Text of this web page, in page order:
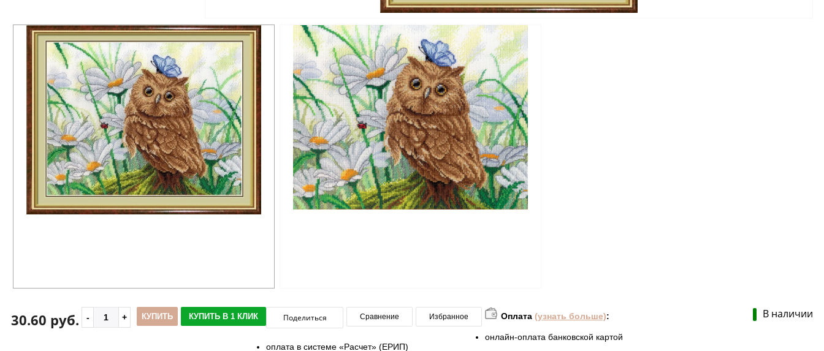
В наличии
30.60 руб. КУПИТЬ КУПИТЬ В 1 КЛИК Поделиться Сравнение Избранное Оплата (узнать больше):
онлайн-оплата банковской картой
оплата в системе «Расчет» (ЕРИП)